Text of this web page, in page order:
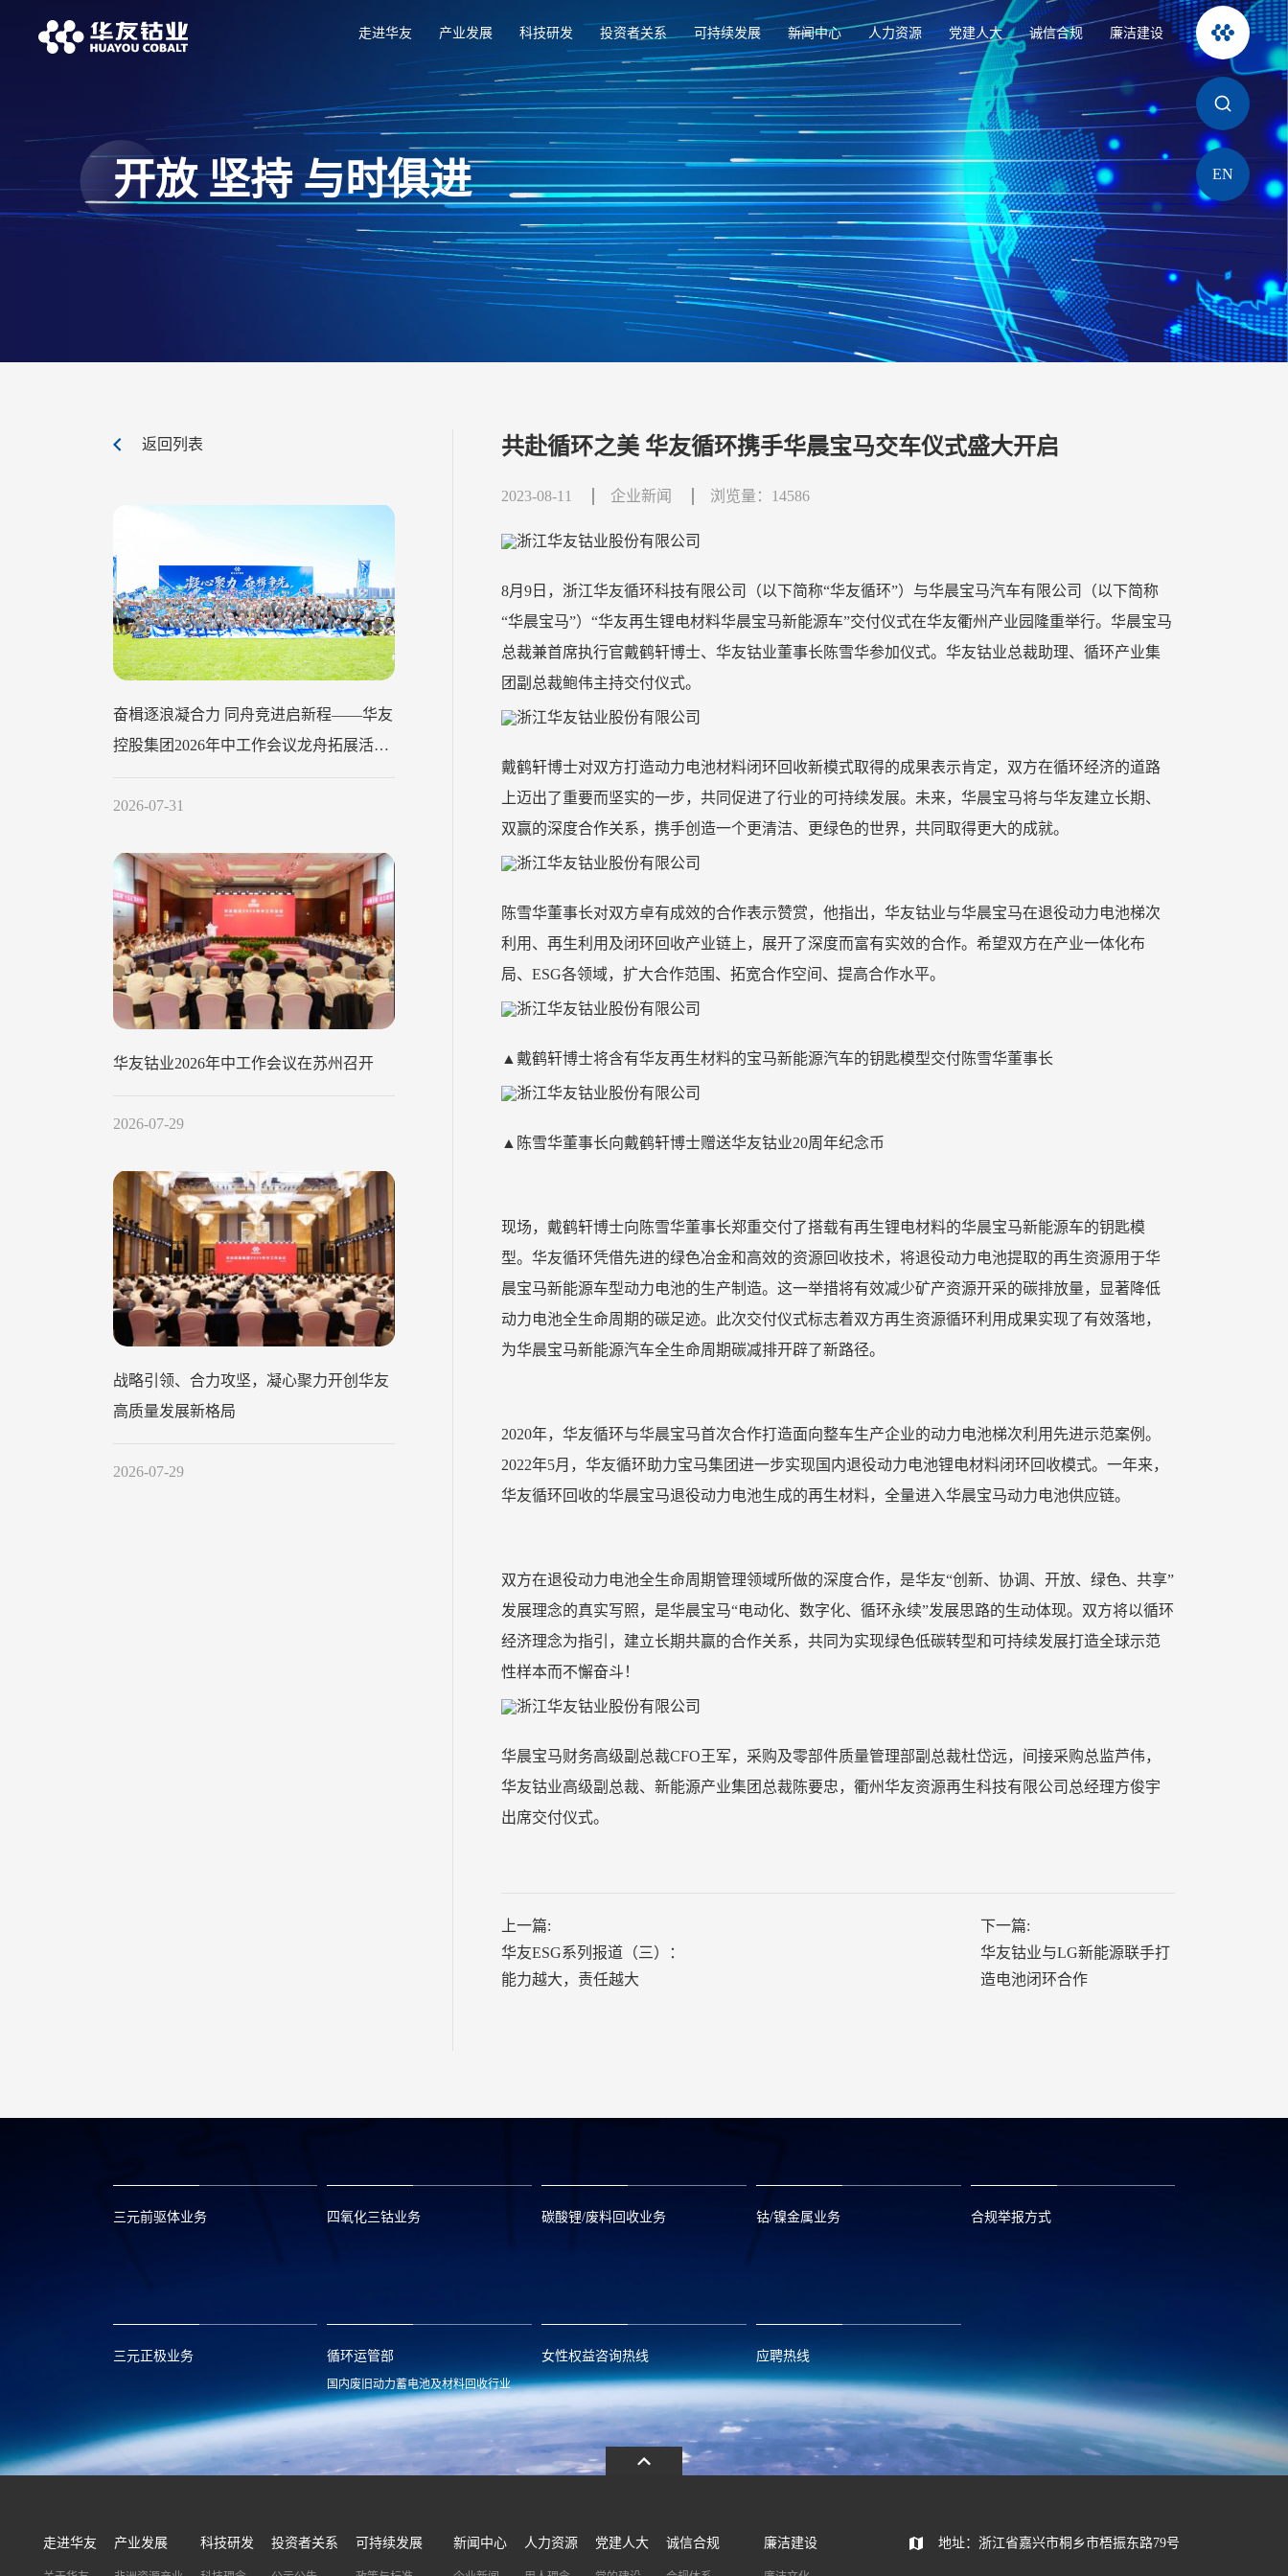
走进华友 产业发展 科技研发 投资者关系 可持续发展 新闻中心 人力资源 党建人大 诚信合规 廉洁建设
EN
开放 坚持 与时俱进
返回列表
奋楫逐浪凝合力 同舟竞进启新程——华友
控股集团2026年中工作会议龙舟拓展活动
2026-07-31
华友钴业2026年中工作会议在苏州召开
2026-07-29
战略引领、合力攻坚，凝心聚力开创华友
高质量发展新格局
2026-07-29
共赴循环之美 华友循环携手华晨宝马交车仪式盛大开启
2023-08-11 企业新闻 浏览量：14586
8月9 日，浙江华友循环科技有限公司（以下简称“华友循环”）与华晨宝马汽车有限公司（以下简称
“华晨宝马”）“华友再生锂电材料华晨宝马新能源车”交付仪式在华友衢州产业园隆重举行。华晨宝马
总裁兼首席执行官戴鹤轩博士、华友钴业董事长陈雪华参加仪式。华友钴业总裁助理、循环产业集
团副总裁鲍伟主持交付仪式。
戴鹤轩博士对双方打造动力电池材料闭环回收新模式取得的成果表示肯定，双方在循环经济的道路
上迈出了重要而坚实的一步，共同促进了行业的可持续发展。未来，华晨宝马将与华友建立长期、
双赢的深度合作关系，携手创造一个更清洁、更绿色的世界，共同取得更大的成就。
陈雪华董事长对双方卓有成效的合作表示赞赏，他指出，华友钴业与华晨宝马在退役动力电池梯次
利用、再生利用及闭环回收产业链上，展开了深度而富有实效的合作。希望双方在产业一体化布
局、ESG各领域，扩大合作范围、拓宽合作空间、提高合作水平。
▲戴鹤轩博士将含有华友再生材料的宝马新能源汽车的钥匙模型交付陈雪华董事长
▲陈雪华董事长向戴鹤轩博士赠送华友钴业20周年纪念币
现场，戴鹤轩博士向陈雪华董事长郑重交付了搭载有再生锂电材料的华晨宝马新能源车的钥匙模
型。华友循环凭借先进的绿色冶金和高效的资源回收技术，将退役动力电池提取的再生资源用于华
晨宝马新能源车型动力电池的生产制造。这一举措将有效减少矿产资源开采的碳排放量，显著降低
动力电池全生命周期的碳足迹。此次交付仪式标志着双方再生资源循环利用成果实现了有效落地，
为华晨宝马新能源汽车全生命周期碳减排开辟了新路径。
2020年，华友循环与华晨宝马首次合作打造面向整车生产企业的动力电池梯次利用先进示范案例。
2022年5月，华友循环助力宝马集团进一步实现国内退役动力电池锂电材料闭环回收模式。一年来，
华友循环回收的华晨宝马退役动力电池生成的再生材料，全量进入华晨宝马动力电池供应链。
双方在退役动力电池全生命周期管理领域所做的深度合作，是华友“创新、协调、开放、绿色、共享”
发展理念的真实写照，是华晨宝马“电动化、数字化、循环永续”发展思路的生动体现。双方将以循环
经济理念为指引，建立长期共赢的合作关系，共同为实现绿色低碳转型和可持续发展打造全球示范
性样本而不懈奋斗！
华晨宝马财务高级副总裁CFO王军，采购及零部件质量管理部副总裁杜岱远，间接采购总监芦伟，
华友钴业高级副总裁、新能源产业集团总裁陈要忠，衢州华友资源再生科技有限公司总经理方俊宇
出席交付仪式。
上一篇:
华友ESG系列报道（三）：
能力越大，责任越大
下一篇:
华友钴业与LG新能源联手打
造电池闭环合作
三元前驱体业务 四氧化三钴业务 碳酸锂/废料回收业务 钴/镍金属业务 合规举报方式
三元正极业务 循环运管部
国内废旧动力蓄电池及材料回收行业
hyxh@huayou.com
女性权益咨询热线
13486326037
应聘热线
0086-0573-88585392
走进华友 产业发展 科技研发 投资者关系 可持续发展 新闻中心 人力资源 党建人大 诚信合规 廉洁建设 地址：浙江省嘉兴市桐乡市梧振东路79号